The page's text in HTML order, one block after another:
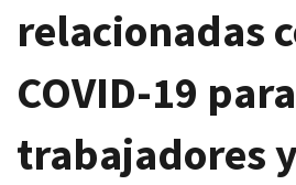
relacionadas
COVID-19 para
trabajadores